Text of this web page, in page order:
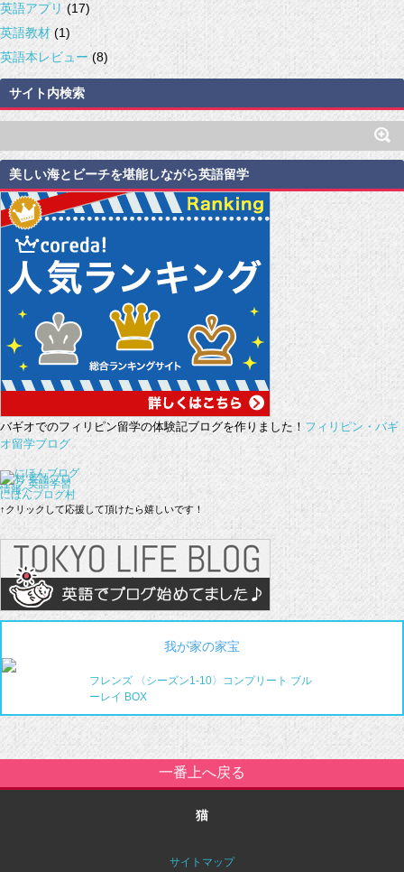
英語アプリ (17)
英語教材 (1)
英語本レビュー(8)
サイト内検索
美しい海とビーチを堪能しながら英語留学
バギオでのフィリピン留学の体験記ブログを作りました！ フィリピン・バギ
オ留学ブログ
にほんブログ村
↑クリックして応援して頂けたら嬉しいです！
我が家の家宝
フレンズ 〈シーズン1-10〉コンプリート ブル
ーレイ BOX
一番上へ戻る
猫
サイトマップ